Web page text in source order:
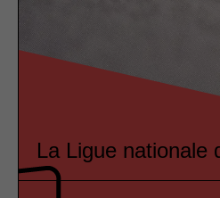
La Ligue nationale